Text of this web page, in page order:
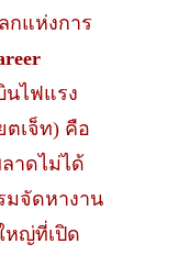
กแห่งการ
นไฟแรง
ตเจ็ท) คือ
าดไม่ได้
มจัดหางาน
หญ่ที่เปิด